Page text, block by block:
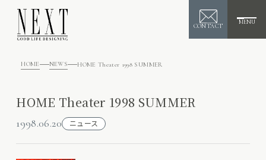
CONTACT
MENU
HOME NEWS HOME Theater 1998 SUMMER
HOME Theater 1998 SUMMER
1998.06.20 ニュース